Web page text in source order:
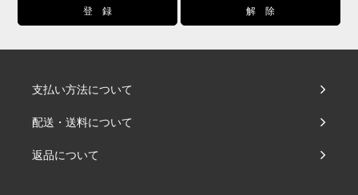
支払い方法について
配送・送料について
返品について